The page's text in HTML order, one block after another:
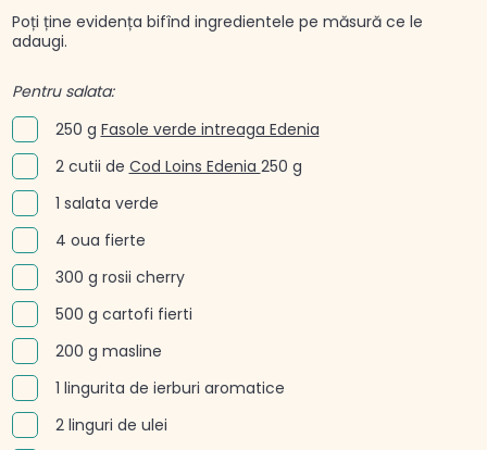
Poți ține evidența bifînd ingredientele pe măsură ce le
adaugi.
Pentru salata:
250 g Fasole verde intreaga Edenia
2 cutii de Cod Loins Edenia 250 g
1 salata verde
4 oua fierte
300 g rosii cherry
500 g cartofi fierti
200 g masline
1 lingurita de ierburi aromatice
2 linguri de ulei